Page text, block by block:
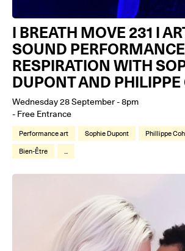
I BREATH MOVE 231 I
SOUND
RESPIRATION WITH
DUPONT AND PHILIPPE
Wednesday 28 September - 8pm
- Free Entrance
Performance art Sophie Dupont
Phillippe
Bien-Être
...